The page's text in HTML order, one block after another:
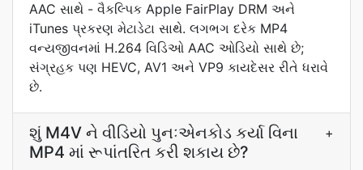
AAC સાથે - વૈકલ્પિક Apple FairPlay DRM અને
iTunes પ્રકરણ મેટાડેટા સાથે. લગભગ દરેક MP4
વન્યજીવનમાં H.264 વિડિઓ AAC ઓડિયો સાથે છે;
સંગ્રહક પણ HEVC, AV1 અને VP9 કાયદેસર રીતે ધરાવે
છે.
શું M4V ને વીડિયો પુનઃએનકોડ કર્યા વિના
MP4 માં રૂપાંતરિત કરી શકાય છે?
+